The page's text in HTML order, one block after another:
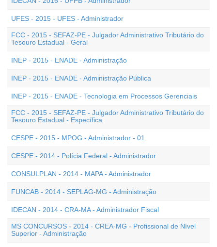
UFES - 2015 - UFES - Administrador
FCC - 2015 - SEFAZ-PE - Julgador Administrativo Tributário do
Tesouro Estadual - Geral
INEP - 2015 - ENADE - Administração
INEP - 2015 - ENADE - Administração Pública
INEP - 2015 - ENADE - Tecnologia em Processos Gerenciais
FCC - 2015 - SEFAZ-PE - Julgador Administrativo Tributário do
Tesouro Estadual - Específica
CESPE - 2015 - MPOG - Administrador - 01
CESPE - 2014 - Polícia Federal - Administrador
CONSULPLAN - 2014 - MAPA - Administrador
FUNCAB - 2014 - SEPLAG-MG - Administração
IDECAN - 2014 - CRA-MA - Administrador Fiscal
MS CONCURSOS - 2014 - CREA-MG - Profissional de Nível
Superior - Administração